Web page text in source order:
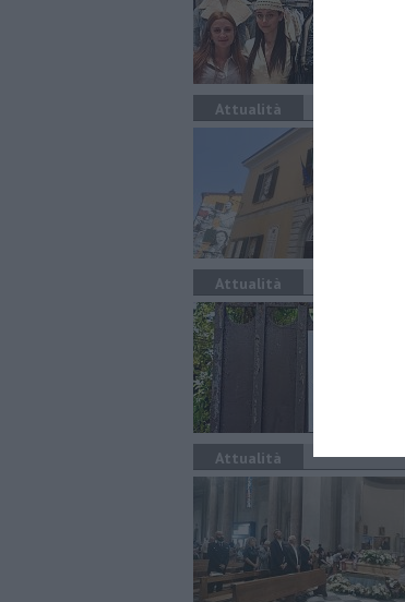
Attualità
Attualità
Attualità